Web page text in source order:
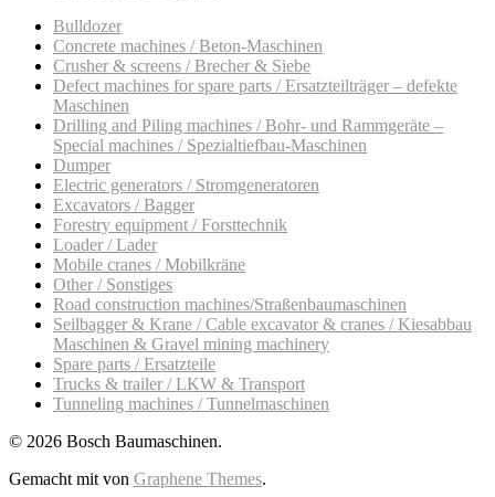
Bulldozer
Concrete machines / Beton-Maschinen
Crusher & screens / Brecher & Siebe
Defect machines for spare parts / Ersatzteilträger – defekte
Maschinen
Drilling and Piling machines / Bohr- und Rammgeräte –
Special machines / Spezialtiefbau-Maschinen
Dumper
Electric generators / Stromgeneratoren
Excavators / Bagger
Forestry equipment / Forsttechnik
Loader / Lader
Mobile cranes / Mobilkräne
Other / Sonstiges
Road construction machines/Straßenbaumaschinen
Seilbagger & Krane / Cable excavator & cranes / Kiesabbau
Maschinen & Gravel mining machinery
Spare parts / Ersatzteile
Trucks & trailer / LKW & Transport
Tunneling machines / Tunnelmaschinen
© 2026 Bosch Baumaschinen.
Gemacht mit von Graphene Themes.